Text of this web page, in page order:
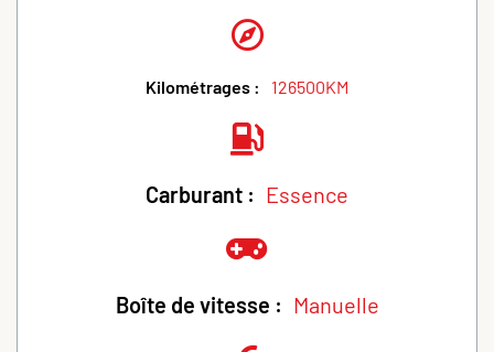
Kilométrages : 126500KM
Carburant : Essence
Boîte de vitesse : Manuelle